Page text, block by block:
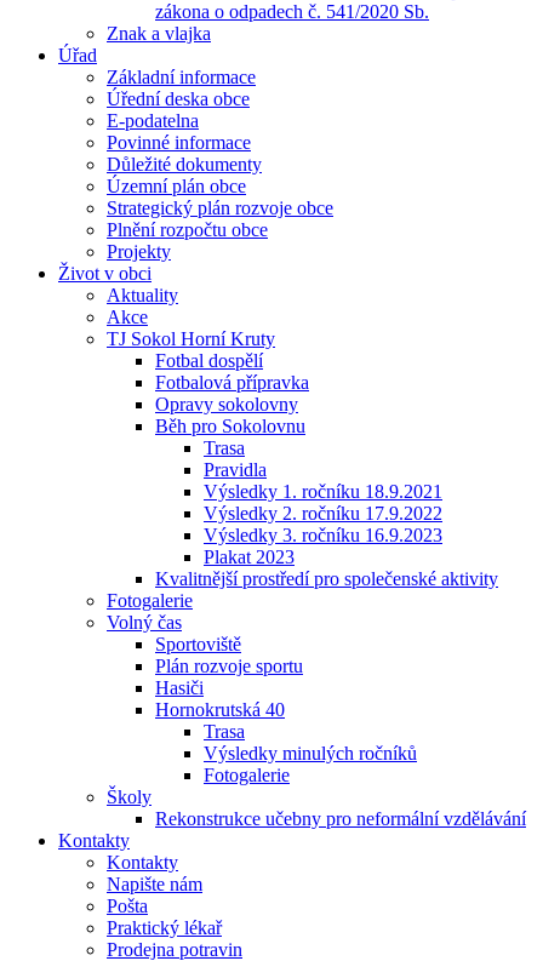
zákona o odpadech č. 541/2020 Sb.
Znak a vlajka
Úřad
Základní informace
Úřední deska obce
E-podatelna
Povinné informace
Důležité dokumenty
Územní plán obce
Strategický plán rozvoje obce
Plnění rozpočtu obce
Projekty
Život v obci
Aktuality
Akce
TJ Sokol Horní Kruty
Fotbal dospělí
Fotbalová přípravka
Opravy sokolovny
Běh pro Sokolovnu
Trasa
Pravidla
Výsledky 1. ročníku 18.9.2021
Výsledky 2. ročníku 17.9.2022
Výsledky 3. ročníku 16.9.2023
Plakat 2023
Kvalitnější prostředí pro společenské aktivity
Fotogalerie
Volný čas
Sportoviště
Plán rozvoje sportu
Hasiči
Hornokrutská 40
Trasa
Výsledky minulých ročníků
Fotogalerie
Školy
Rekonstrukce učebny pro neformální vzdělávání
Kontakty
Kontakty
Napište nám
Pošta
Praktický lékař
Prodejna potravin